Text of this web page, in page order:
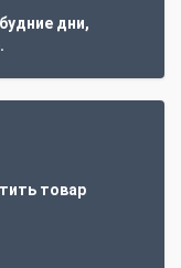
дни,
товар